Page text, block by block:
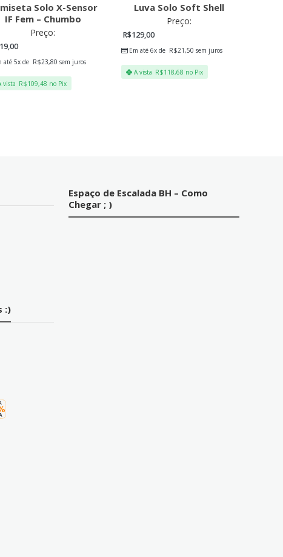
Solo X-Sensor
IF Fem – Chumbo
Preço:
até 5x de R$23,80 sem juros
vista R$109,48 no Pix
Luva Solo Soft Shell
Preço:
R$129,00
Em até 6x de R$21,50 sem juros
A vista R$118,68 no Pix
:)
Espaço de Escalada BH – Como
Chegar ; )